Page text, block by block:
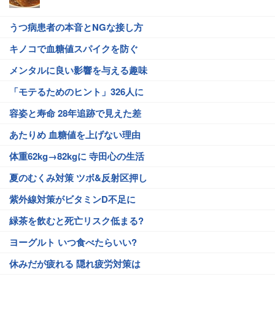
うつ病患者の本音とNGな接し方
キノコで血糖値スパイクを防ぐ
メンタルに良い影響を与える趣味
「モテるためのヒント」326人に
容姿と寿命 28年追跡で見えた差
あたりめ 血糖値を上げない理由
体重62kg→82kgに 寺田心の生活
夏のむくみ対策 ツボ&反射区押し
紫外線対策がビタミンD不足に
緑茶を飲むと死亡リスク低まる?
ヨーグルト いつ食べたらいい?
休みだが疲れる 隠れ疲労対策は